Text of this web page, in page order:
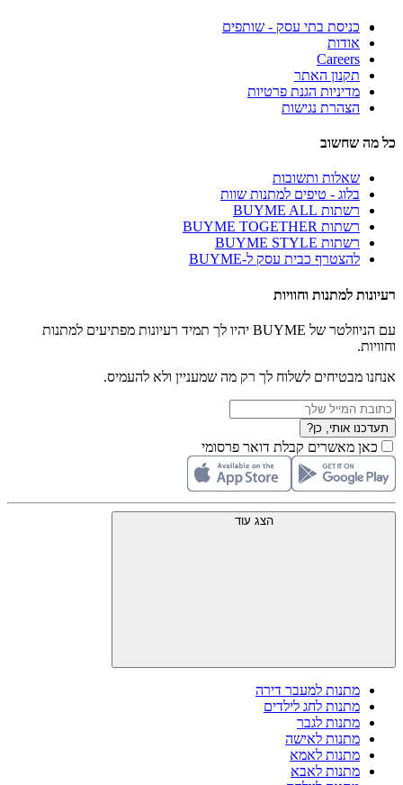
כניסת בתי עסק - שותפים
אודות
Careers
תקנון האתר
מדיניות הגנת פרטיות
הצהרת נגישות
כל מה שחשוב
שאלות ותשובות
בלוג - טיפים למתנות שוות
רשתות BUYME ALL
רשתות BUYME TOGETHER
רשתות BUYME STYLE
להצטרף כבית עסק ל-BUYME
רעיונות למתנות וחוויות
עם הניוזלטר של BUYME יהיו לך תמיד רעיונות מפתיעים למתנות
וחוויות.
אנחנו מבטיחים לשלוח לך רק מה שמעניין ולא להעמיס.
תעדכנו אותי, כן?
כאן מאשרים קבלת דואר פרסומי
הצג עוד
מתנות למעבר דירה
מתנות לחג לילדים
מתנות לגבר
מתנות לאישה
מתנות לאמא
מתנות לאבא